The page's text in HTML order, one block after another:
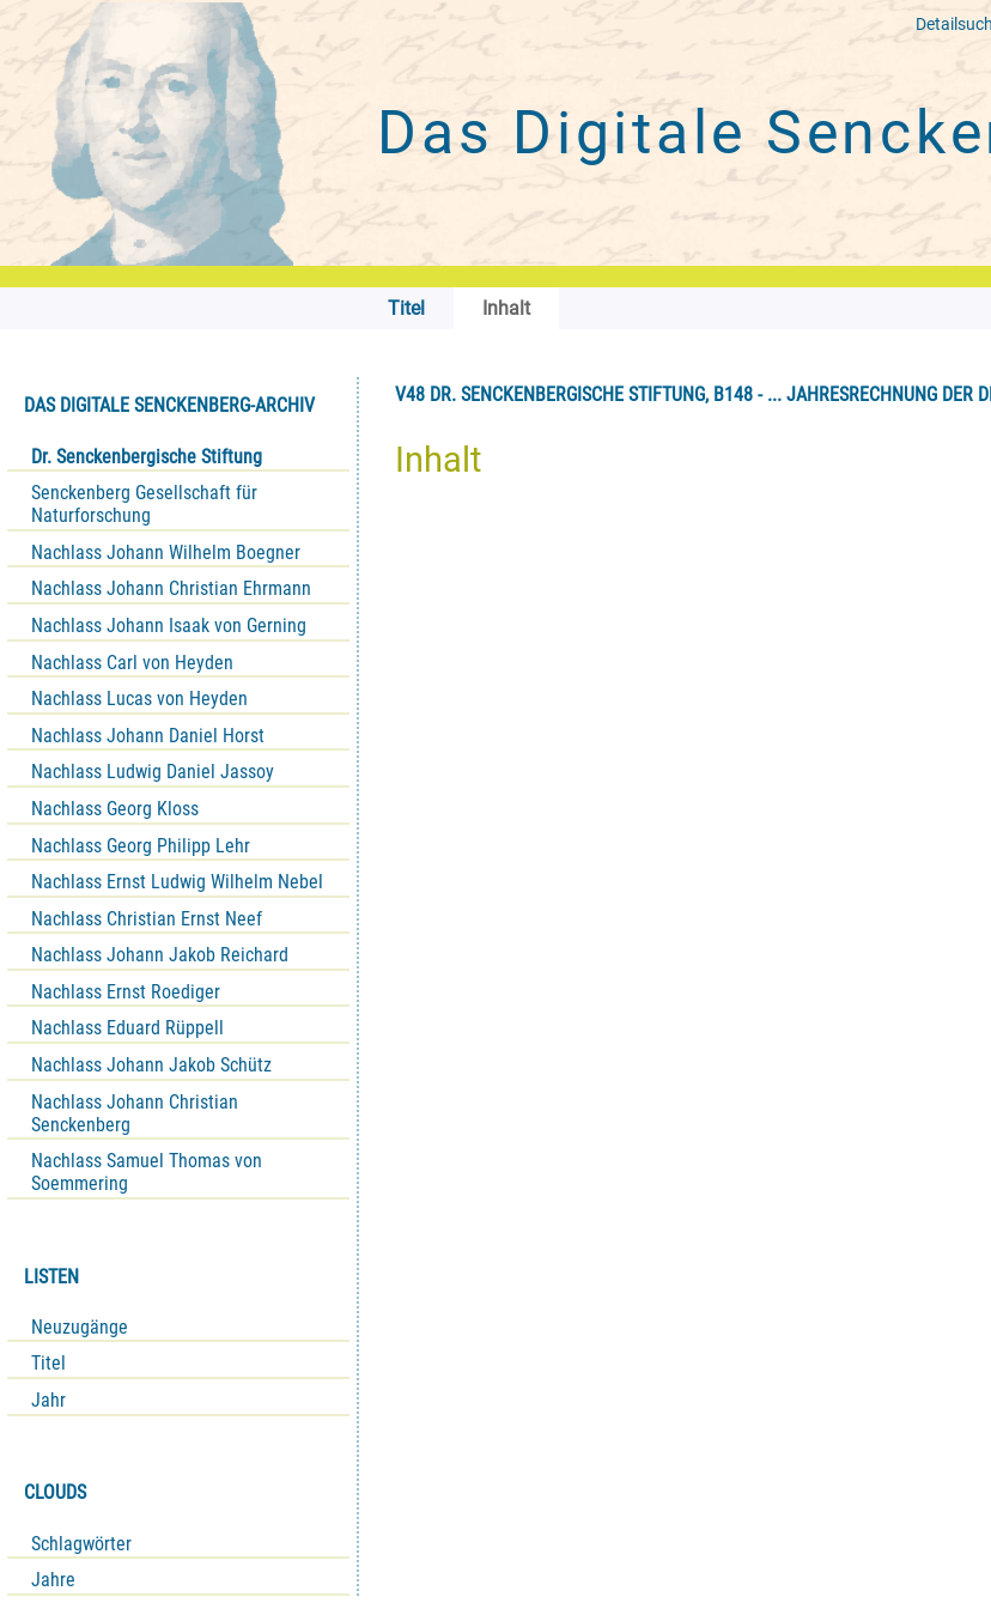
Das Digitale
Titel Inhalt
DAS DIGITALE SENCKENBERG-ARCHIV
Dr. Senckenbergische Stiftung
Senckenberg Gesellschaft für
Naturforschung
Nachlass Johann Wilhelm Boegner
Nachlass Johann Christian Ehrmann
Nachlass Johann Isaak von Gerning
Nachlass Carl von Heyden
Nachlass Lucas von Heyden
Nachlass Johann Daniel Horst
Nachlass Ludwig Daniel Jassoy
Nachlass Georg Kloss
Nachlass Georg Philipp Lehr
Nachlass Ernst Ludwig Wilhelm Nebel
Nachlass Christian Ernst Neef
Nachlass Johann Jakob Reichard
Nachlass Ernst Roediger
Nachlass Eduard Rüppell
Nachlass Johann Jakob Schütz
Nachlass Johann Christian
Senckenberg
Nachlass Samuel Thomas von
Soemmering
LISTEN
Neuzugänge
Titel
Jahr
CLOUDS
Schlagwörter
Jahre
V48 DR. SENCKENBERGISCHE STIFTUNG, B148 - ... JAHRESRECHNUNG
Inhalt